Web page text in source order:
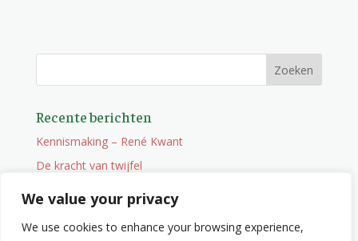
We value your privacy
We use cookies to enhance your browsing experience,
Recente berichten
Kennismaking – René Kwant
De kracht van twijfel
Onderweg
Wat je niet zocht maar wel vindt